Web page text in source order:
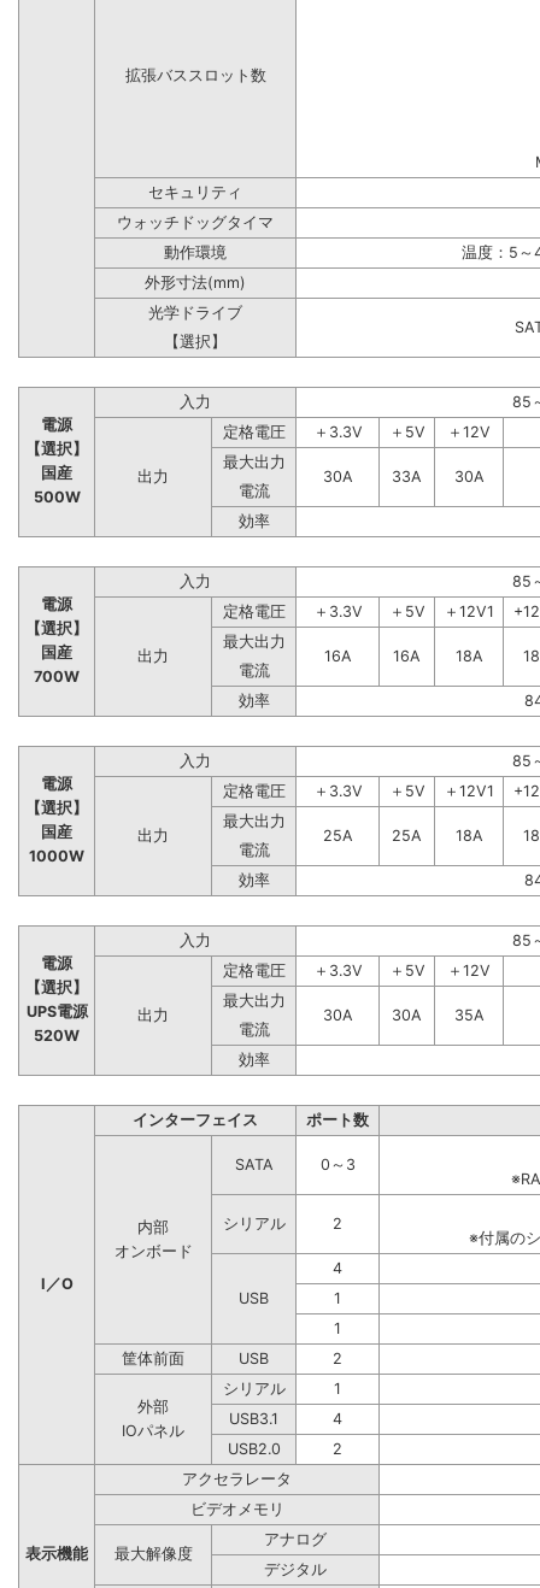
拡張バススロット数
セキュリティ
ウォッチドッグタイマ
動作環境
温度：5
外形寸法(mm)
光学ドライブ
【選択】
電源
【選択】
国産
500W
入力 85
出力
定格電圧 ＋3.3V ＋5V
＋12V
最大出力
30A
33A
30A
電流
効率
電源
【選択】
国産
700W
入力 85
出力
定格電圧 ＋3.3V ＋5V ＋12V1
最大出力
16A
16A 18A
電流
効率
電源
【選択】
国産
1000W
入力 85
出力
定格電圧 ＋3.3V ＋5V ＋12V1
最大出力
25A
25A 18A
電流
効率
電源
【選択】
UPS電源
520W
入力 85
出力
定格電圧 ＋3.3V ＋5V
＋12V
最大出力
30A
30A
35A
電流
効率
I／O
インターフェイス ポート数
内部
オンボード
SATA
0～3
シリアル
2
※付属の
USB
4
1
1
筐体前面
USB 2
外部
IOパネル
シリアル
1
USB3.1
4
USB2.0
2
表示機能
アクセラレータ
ビデオメモリ
最大解像度
アナログ
デジタル